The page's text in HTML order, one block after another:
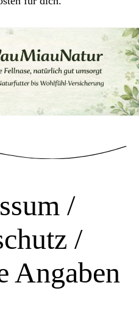
/
/
Angaben